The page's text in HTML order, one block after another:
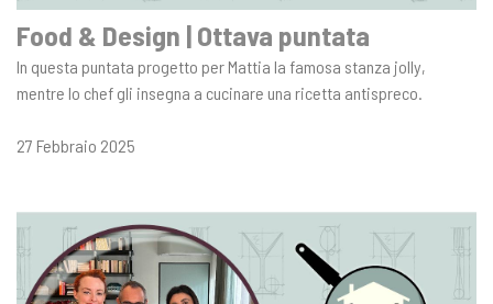
Food & Design | Ottava puntata
In questa puntata progetto per Mattia la famosa stanza jolly,
mentre lo chef gli insegna a cucinare una ricetta antispreco.
27 Febbraio 2025